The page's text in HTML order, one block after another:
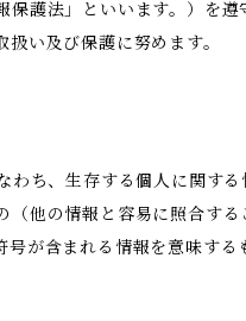
護法」といいます。）を遵
い及び保護に努めます。
わち、生存する個人に関する
他の情報と容易に照合する
が含まれる情報を意味する